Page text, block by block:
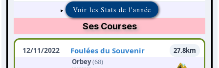
Voir les Stats de l'année
Ses Courses
12/11/2022 Foulées du Souvenir
27.8km
Orbey(68)